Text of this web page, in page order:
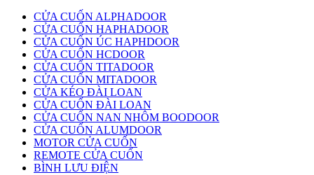
CỬA CUỐN ALPHADOOR
CỬA CUỐN HAPHADOOR
CỬA CUỐN ÚC HAPHDOOR
CỬA CUỐN HCDOOR
CỬA CUỐN TITADOOR
CỬA CUỐN MITADOOR
CỬA KÉO ĐÀI LOAN
CỬA CUỐN ĐÀI LOAN
CỬA CUỐN NAN NHÔM BOODOOR
CỬA CUỐN ALUMDOOR
MOTOR CỬA CUỐN
REMOTE CỬA CUỐN
BÌNH LƯU ĐIỆN